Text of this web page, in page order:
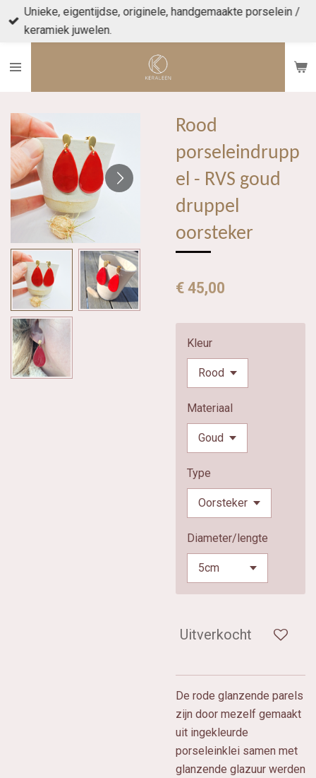
Ga
direct
de
Unieke, eigentijdse, originele, handgemaakte porselein /
keramiek juwelen.
Rood
porseleindrupp
el - RVS goud
druppel
oorsteker
€ 45,00
Kleur
Materiaal
Type
Diameter/lengte
Uitverkocht
De rode glanzende parels
zijn door mezelf gemaakt
uit ingekleurde
porseleinklei samen met
glanzende glazuur werden